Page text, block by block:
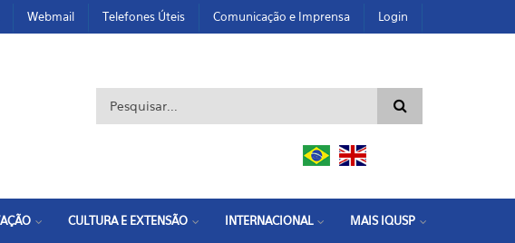
Webmail Telefones Úteis Comunicação e Imprensa Login
Formulário de busca
CULTURA E EXTENSÃO INTERNACIONAL MAIS IQUSP